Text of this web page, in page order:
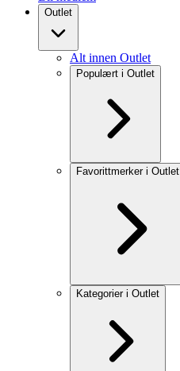
Outlet
Alt innen Outlet
Populært i Outlet
Favorittmerker i Outlet
Kategorier i Outlet